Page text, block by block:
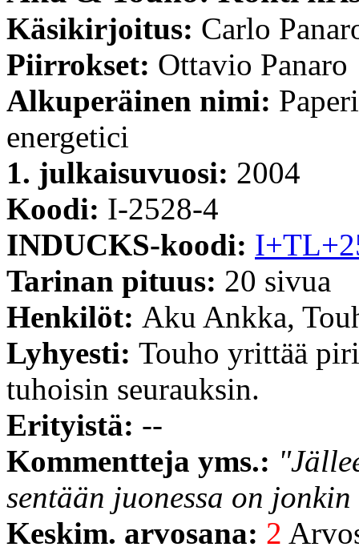
Käsikirjoitus: Carlo
Piirrokset: Ottavio Panaro
Alkuperäinen nimi:
energetici
1. julkaisuvuosi: 2004
Koodi: I-2528-4
INDUCKS-koodi:
Tarinan pituus: 20 sivua
Henkilöt: Aku Ankka,
Lyhyesti: Touho yrittää
tuhoisin seurauksin.
Erityistä: --
Kommentteja yms.:
sentään juonessa on
Keskim. arvosana: 2